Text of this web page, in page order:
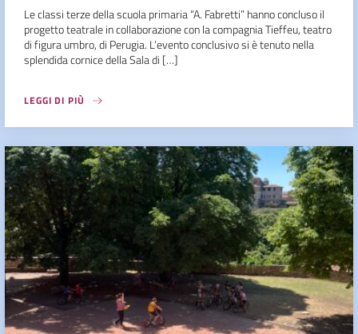
Le classi terze della scuola primaria “A. Fabretti” hanno concluso il
progetto teatrale in collaborazione con la compagnia Tieffeu, teatro
di figura umbro, di Perugia. L’evento conclusivo si è tenuto nella
splendida cornice della Sala di […]
LEGGI DI PIÙ